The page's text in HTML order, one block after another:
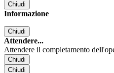
Chiudi
Informazione
Chiudi
Attendere...
Attendere il completamento
Chiudi
Chiudi